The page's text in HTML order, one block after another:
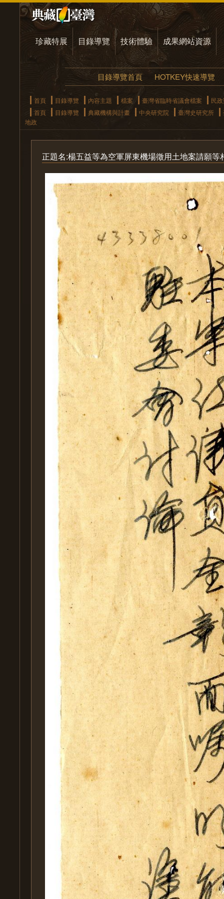
珍藏特展 目錄導覽 技術體驗 成果網站資源
目錄導覽首頁 HOTKEY快速導覽
首頁 目錄導覽 內容主題 檔案 臺灣省臨時省議會檔案
民
首頁
目錄導覽 典藏機構與計畫 中央研究院 臺灣史研究所
地政
正題名:楊五益等為空軍屏東機場徵用土地案請願等